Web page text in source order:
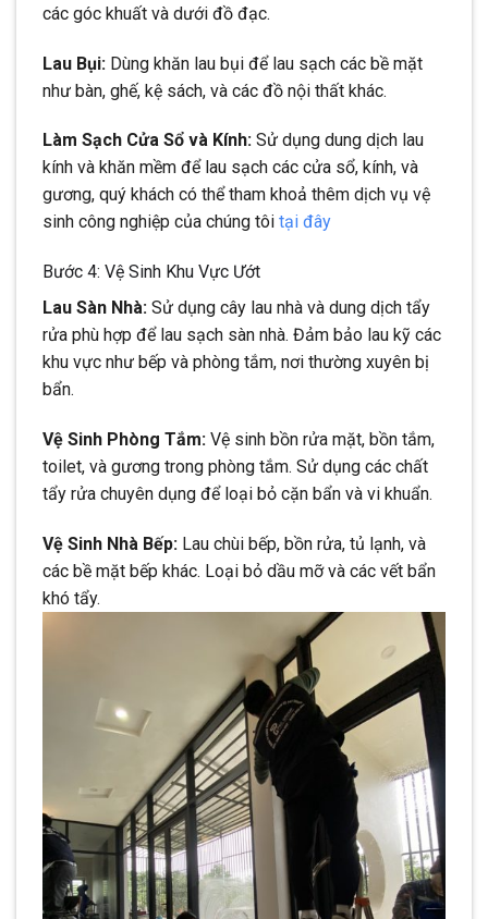
các góc khuất và dưới đồ đạc.
Lau Bụi: Dùng khăn lau bụi để lau sạch các bề mặt
như bàn, ghế, kệ sách, và các đồ nội thất khác.
Làm Sạch Cửa Sổ và Kính: Sử dụng dung dịch lau
kính và khăn mềm để lau sạch các cửa sổ, kính, và
gương, quý khách có thể tham khoả thêm dịch vụ vệ
sinh công nghiệp của chúng tôi tại đây
Bước 4: Vệ Sinh Khu Vực Ướt
Lau Sàn Nhà: Sử dụng cây lau nhà và dung dịch tẩy
rửa phù hợp để lau sạch sàn nhà. Đảm bảo lau kỹ các
khu vực như bếp và phòng tắm, nơi thường xuyên bị
bẩn.
Vệ Sinh Phòng Tắm: Vệ sinh bồn rửa mặt, bồn tắm,
toilet, và gương trong phòng tắm. Sử dụng các chất
tẩy rửa chuyên dụng để loại bỏ cặn bẩn và vi khuẩn.
Vệ Sinh Nhà Bếp: Lau chùi bếp, bồn rửa, tủ lạnh, và
các bề mặt bếp khác. Loại bỏ dầu mỡ và các vết bẩn
khó tẩy.